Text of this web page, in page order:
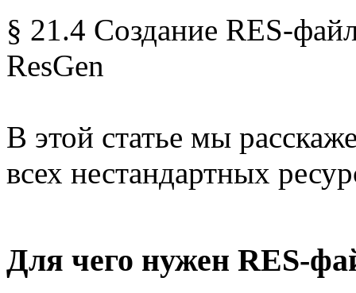
§ 21.4 Создание RES-
ResGen
В этой статье мы
всех нестандартных
Для чего нужен RES-